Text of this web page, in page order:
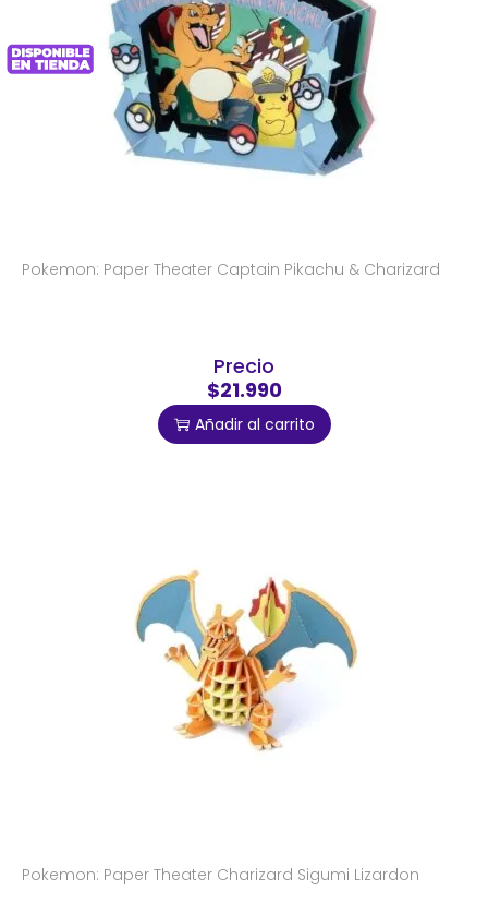
Pokemon: Paper Theater Captain Pikachu & Charizard
Precio
$21.990
Añadir al carrito
Pokemon: Paper Theater Charizard Sigumi Lizardon